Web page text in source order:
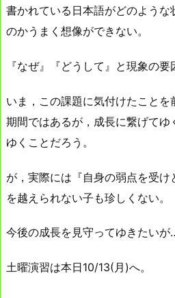
書かれている日本語がどのような
のかうまく想像ができない。
『なぜ』『どうして』と現象の要
いま，この課題に気付けたこと
期間ではあるが，成長に繋げてゆ
ゆくことだろう。
が，実際には『自身の弱点を受
を越えられない子も珍しくない。
今後の成長を見守ってゆきたいが
土曜演習は本日10/13(月)へ。